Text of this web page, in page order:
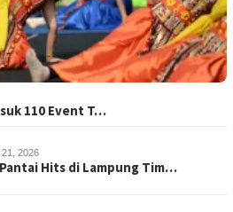
110 Event T…
2026
Hits di Lampung Tim…